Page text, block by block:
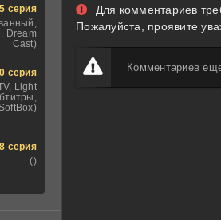
Для комментариев
Пожалуйста, проявите
Комментариев
5 серия
Dream
Cast)
серия
Light
SoftBox)
8 серия
()